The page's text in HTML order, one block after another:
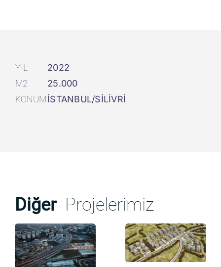
YIL
2022
M2
25.000
KONUMİSTANBUL/SİLİVRİ
Diğer Projelerimiz